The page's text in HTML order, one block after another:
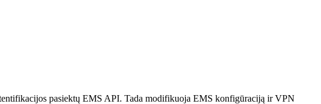
pasiektų EMS API. Tada modifikuoja EMS konfigūraciją ir VPN